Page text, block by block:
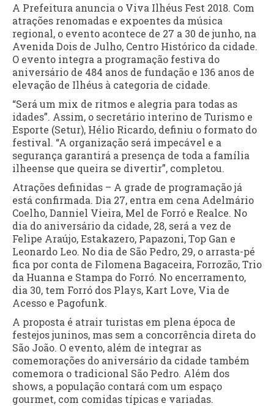
A Prefeitura anuncia o Viva Ilhéus Fest 2018. Com
atrações renomadas e expoentes da música
regional, o evento acontece de 27 a 30 de junho, na
Avenida Dois de Julho, Centro Histórico da cidade.
O evento integra a programação festiva do
aniversário de 484 anos de fundação e 136 anos de
elevação de Ilhéus à categoria de cidade.
“Será um mix de ritmos e alegria para todas as
idades”. Assim, o secretário interino de Turismo e
Esporte (Setur), Hélio Ricardo, definiu o formato do
festival. “A organização será impecável e a
segurança garantirá a presença de toda a família
ilheense que queira se divertir”, completou.
Atrações definidas – A grade de programação já
está confirmada. Dia 27, entra em cena Adelmário
Coelho, Danniel Vieira, Mel de Forró e Realce. No
dia do aniversário da cidade, 28, será a vez de
Felipe Araújo, Estakazero, Papazoni, Top Gan e
Leonardo Leo. No dia de São Pedro, 29, o arrasta-pé
fica por conta de Filomena Bagaceira, Forrozão, Trio
da Huanna e Stampa do Forró. No encerramento,
dia 30, tem Forró dos Plays, Kart Love, Via de
Acesso e Pagofunk.
A proposta é atrair turistas em plena época de
festejos juninos, mas sem a concorrência direta do
São João. O evento, além de integrar as
comemorações do aniversário da cidade também
comemora o tradicional São Pedro. Além dos
shows, a população contará com um espaço
gourmet, com comidas típicas e variadas.